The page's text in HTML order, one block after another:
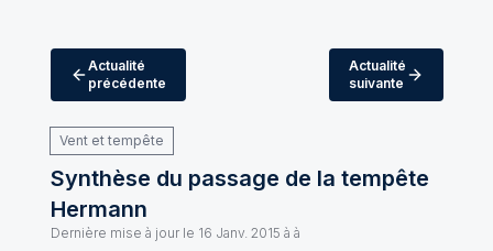
Actualité
précédente
Actualité
suivante
Vent et tempête
Synthèse du passage de la tempête
Hermann
Dernière mise à jour le 16 Janv. 2015 à à